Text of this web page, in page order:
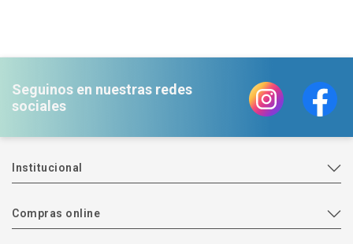
Seguinos en nuestras redes
sociales
Institucional
Compras online